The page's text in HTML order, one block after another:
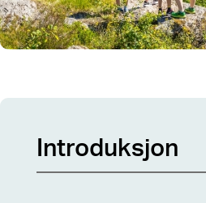
Introduksjon